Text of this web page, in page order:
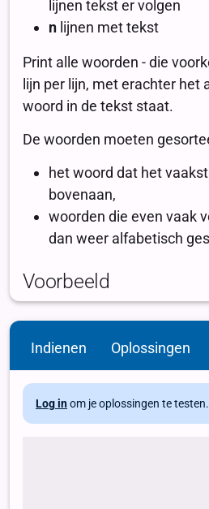
Indienen Oplossingen
Log in om je oplossingen te testen.